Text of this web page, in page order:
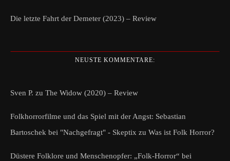
Die letzte Fahrt der Demeter (2023) – Review
NEUSTE KOMMENTARE:
Sven P. zu The Widow (2020) – Review
Folkhorrorfilme und das Spiel mit der Angst: Sebastian
Bartoschek bei "Nachgefragt" - Skeptix zu Was ist Folk Horror?
Düstere Folklore und Menschenopfer: „Folk-Horror“ bei